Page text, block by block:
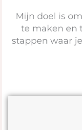
Mijn doel is
te maken en
stappen waar